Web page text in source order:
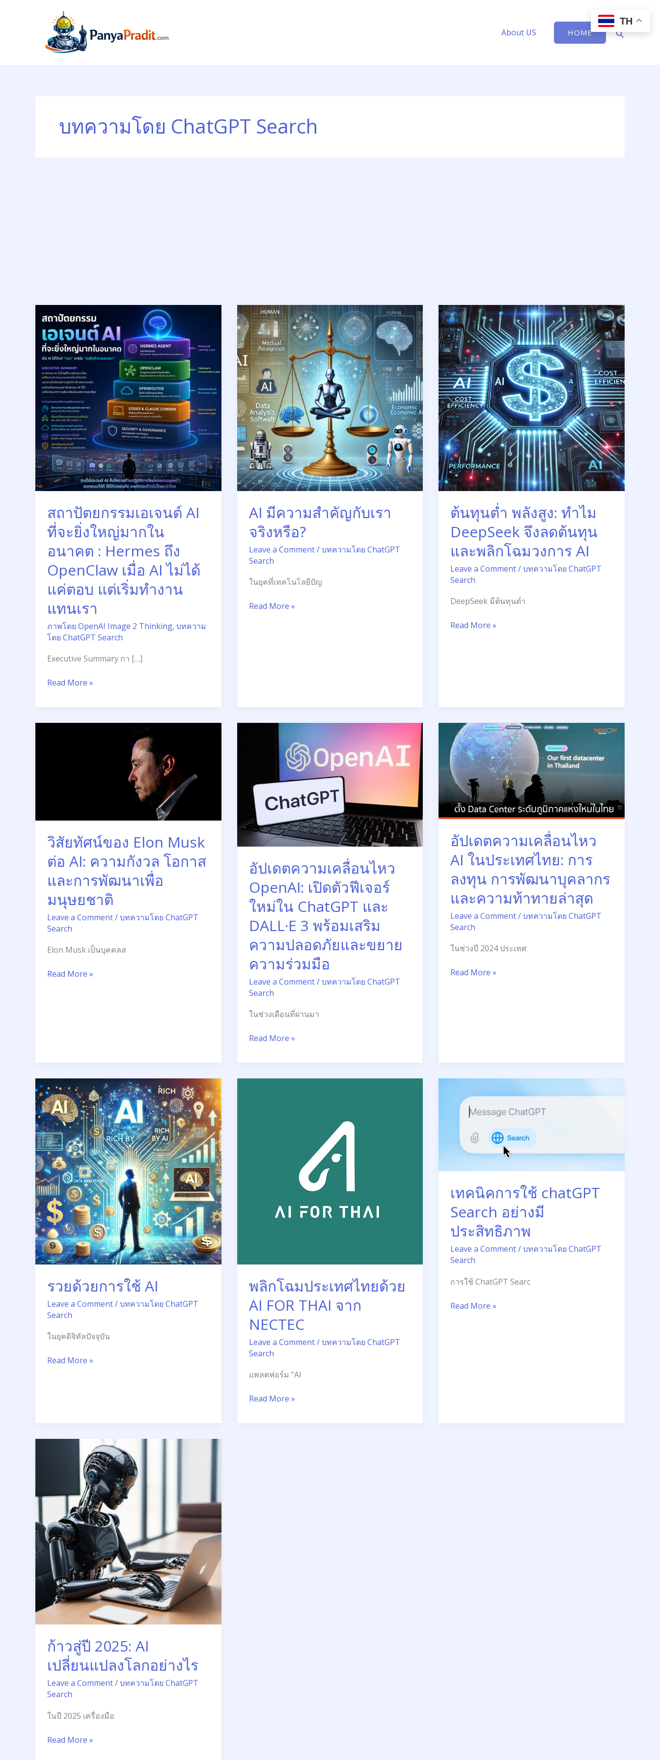
About US HOME Search
บทความโดย ChatGPT Search
สถาปัตยกรรมเอเจนต์ AI
ที่จะยิ่งใหญ่มากใน
อนาคต : Hermes ถึง
OpenClaw เมื่อ AI ไม่ได้
แค่ตอบ แต่เริ่มทำงาน
แทนเรา
ภาพโดย OpenAI Image 2 Thinking, บทความ
โดย ChatGPT Search
Executive Summary กา […]
เอ
เจน
ต์
AI
ที่
จะ
ยิ่ง
ใหญ่
มาก
ใน
อนาคต
:
Hermes
ถึง
OpenClaw
เมื่อ
AI
ไม่
แค่
ตอบ
เริ่ม
ทำงาน
แทน
เรา
Read More »
AI มีความสำคัญกับเรา
จริงหรือ?
Leave a Comment/บทความโดย ChatGPT
Search
ในยุคที่เทคโนโลยีปัญ
มี
ความ
สำคัญ
กับ
เรา
จริง
หรือ?
Read More »
ต้นทุนต่ำ พลังสูง: ทำไม
DeepSeek จึงลดต้นทุน
และพลิกโฉมวงการ AI
Leave a Comment/บทความโดย ChatGPT
Search
DeepSeek มีต้นทุนต่ำ
ต้นทุน
ต่ำ
พลัง
สูง:
ทำไม
DeepSeek
จึง
ลด
ต้นทุน
และ
พลิก
โฉม
วงการ
AI
Read More »
วิสัยทัศน์ของ Elon Musk
ต่อ AI: ความกังวล โอกาส
และการพัฒนาเพื่อ
มนุษยชาติ
Leave a Comment/บทความโดย ChatGPT
Search
Elon Musk เป็นบุคคลส
โอกาส
และ
การ
พัฒนา
เพื่อ
มนุษยชาติ
Read More »
อัปเดตความเคลื่อนไหว
OpenAI: เปิดตัวฟีเจอร์
ใหม่ใน ChatGPT และ
DALL·E 3 พร้อมเสริม
ความปลอดภัยและขยาย
ความร่วมมือ
Leave a Comment/บทความโดย ChatGPT
Search
ในช่วงเดือนที่ผ่านมา
เคลื่อนไหว
ตัว
ฟีเจอร์
ใหม่
ใน
ChatGPT
DALL·E
3
พร้อม
เสริม
ความ
ปลอดภัย
ขยาย
ความ
มือ
Read More »
อัปเดตความเคลื่อนไหว
AI ในประเทศไทย: การ
ลงทุน การพัฒนาบุคลากร
และความท้าทายล่าสุด
Leave a Comment/บทความโดย ChatGPT
Search
ในช่วงปี 2024 ประเทศ
อัปเดต
ความ
เคลื่อนไหว
AI
ใน
ประเทศไทย:
การ
ลงทุน
พัฒนา
บุคลากร
และ
ความ
ท้าทาย
ล่าสุด
Read More »
รวยด้วยการใช้ AI
Leave a Comment/บทความโดย ChatGPT
Search
ในยุคดิจิทัลปัจจุบัน
รวย
ด้วย
การ
ใช้
AI
Read More »
พลิกโฉมประเทศไทยด้วย
AI FOR THAI จาก
NECTEC
Leave a Comment/บทความโดย ChatGPT
Search
แพลตฟอร์ม “AI
Read More »
เทคนิคการใช้ chatGPT
Search อย่างมี
ประสิทธิภาพ
Leave a Comment/บทความโดย ChatGPT
Search
การใช้ ChatGPT Searc
chatGPT
Search
อย่าง
ประสิทธิภาพ
Read More »
ก้าวสู่ปี 2025: AI
เปลี่ยนแปลงโลกอย่างไร
Leave a Comment/บทความโดย ChatGPT
Search
ในปี 2025 เครื่องมือ
AI
เปลี่ยนแปลง
โลก
อย่างไร
Read More »
TH